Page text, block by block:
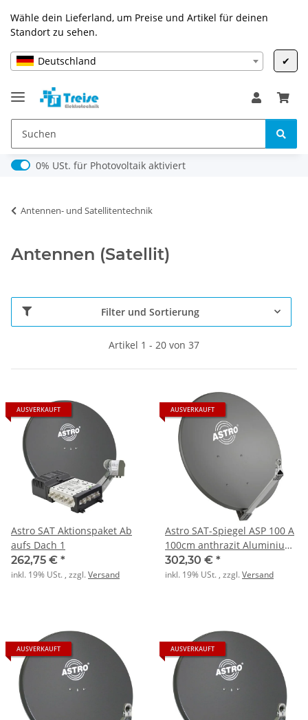
Wähle dein Lieferland, um Preise und Artikel für deinen
Standort zu sehen.
Deutschland ✔
0% USt. für Photovoltaik (§ 12 Abs. 3 UStG)
0% USt. für Photovoltaik aktiviert
Antennen- und Satellitentechnik
Antennen (Satellit)
Filter und Sortierung
Artikel 1 - 20 von 37
AUSVERKAUFT
Astro SAT Aktionspaket Ab
aufs Dach 1
262,75 € *
inkl. 19% USt. , zzgl.Versand
AUSVERKAUFT
Astro SAT-Spiegel ASP 100 A
100cm anthrazit Aluminium
40
302,30 € *
inkl. 19% USt. , zzgl.Versand
AUSVERKAUFT AUSVERKAUFT